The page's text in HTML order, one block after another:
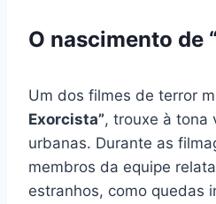
O nascimento de
Um dos filmes de terror
Exorcista”, trouxe à tona
urbanas. Durante as
membros da equipe
estranhos, como quedas